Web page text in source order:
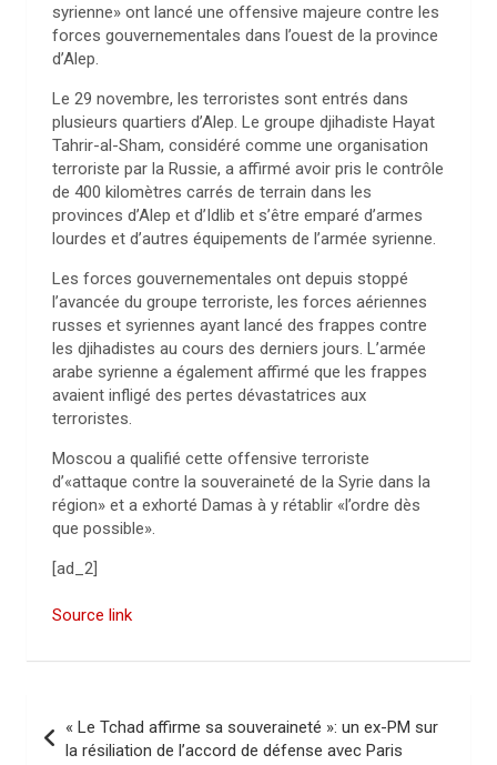
syrienne» ont lancé une offensive majeure contre les
forces gouvernementales dans l’ouest de la province
d’Alep.
Le 29 novembre, les terroristes sont entrés dans
plusieurs quartiers d’Alep. Le groupe djihadiste Hayat
Tahrir-al-Sham, considéré comme une organisation
terroriste par la Russie, a affirmé avoir pris le contrôle
de 400 kilomètres carrés de terrain dans les
provinces d’Alep et d’Idlib et s’être emparé d’armes
lourdes et d’autres équipements de l’armée syrienne.
Les forces gouvernementales ont depuis stoppé
l’avancée du groupe terroriste, les forces aériennes
russes et syriennes ayant lancé des frappes contre
les djihadistes au cours des derniers jours. L’armée
arabe syrienne a également affirmé que les frappes
avaient infligé des pertes dévastatrices aux
terroristes.
Moscou a qualifié cette offensive terroriste
d’«attaque contre la souveraineté de la Syrie dans la
région» et a exhorté Damas à y rétablir «l’ordre dès
que possible».
[ad_2]
Source link
« Le Tchad affirme sa souveraineté »: un ex-PM sur
la résiliation de l’accord de défense avec Paris